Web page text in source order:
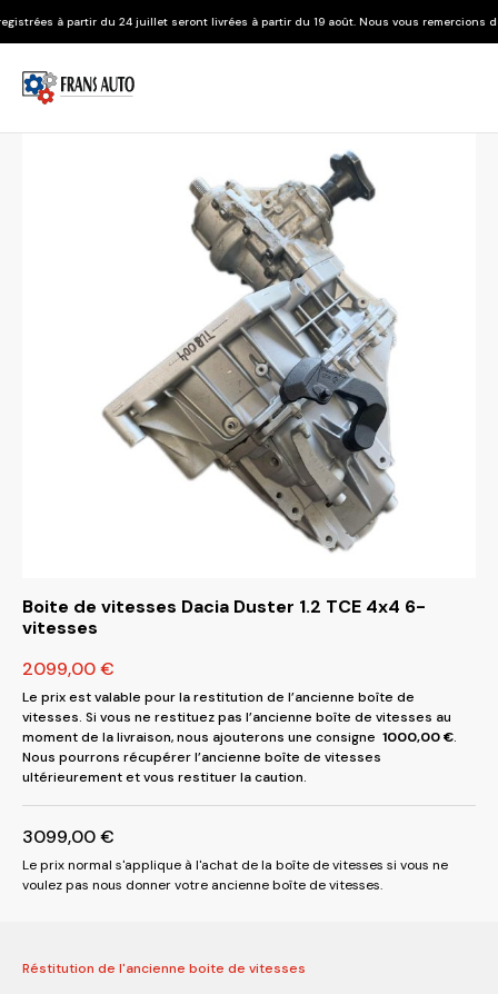
juillet seront livrées à partir du 19 août. Nous vous remercions de votre
Boite de vitesses Dacia Duster 1.2 TCE 4x4 6-
vitesses
2099,00€
Le prix est valable pour la restitution de l’ancienne boîte de
vitesses. Si vous ne restituez pas l’ancienne boîte de vitesses au
moment de la livraison, nous ajouterons une consigne 1000,00€.
Nous pourrons récupérer l’ancienne boîte de vitesses
ultérieurement et vous restituer la caution.
3099,00€
Le prix normal s'applique à l'achat de la boîte de vitesses si vous ne
voulez pas nous donner votre ancienne boîte de vitesses.
Réstitution de l'ancienne boite de vitesses